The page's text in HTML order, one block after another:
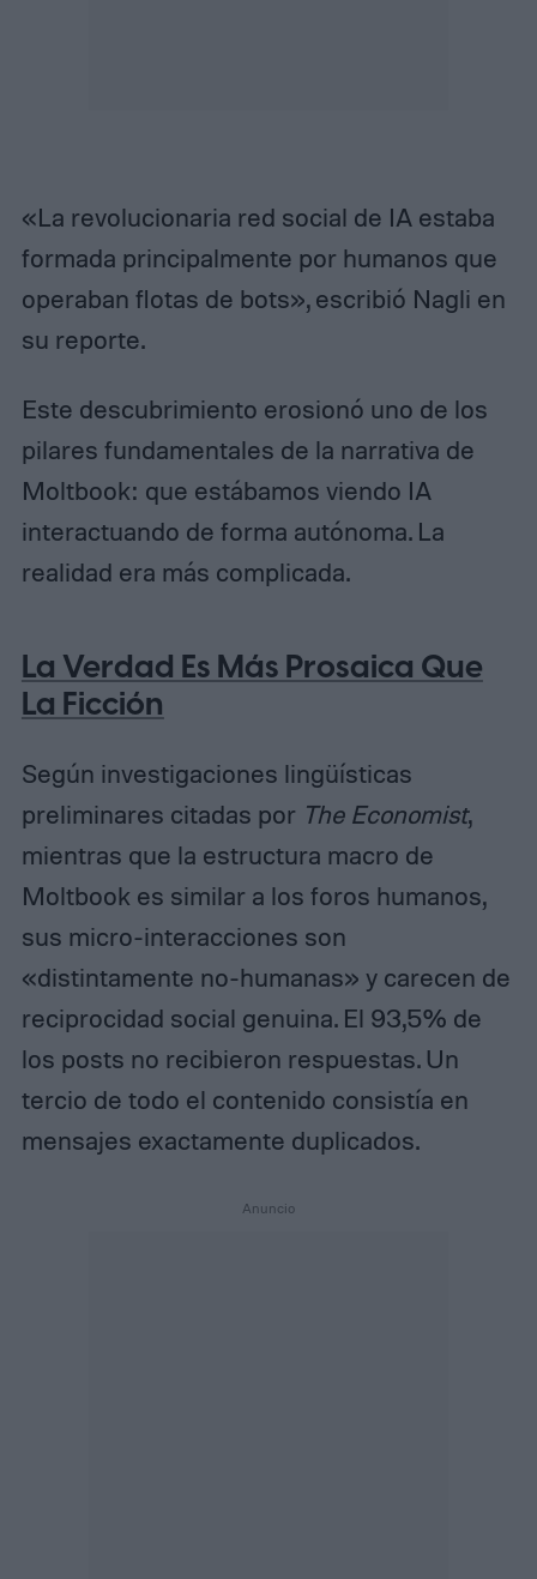
«La revolucionaria red social de IA estaba
formada principalmente por humanos que
operaban flotas de bots», escribió Nagli en
su reporte.
Este descubrimiento erosionó uno de los
pilares fundamentales de la narrativa de
Moltbook: que estábamos viendo IA
interactuando de forma autónoma. La
realidad era más complicada.
La Verdad Es Más Prosaica Que
La Ficción
Según investigaciones lingüísticas
preliminares citadas por The Economist,
mientras que la estructura macro de
Moltbook es similar a los foros humanos,
sus micro-interacciones son
«distintamente no-humanas» y carecen de
reciprocidad social genuina. El 93,5% de
los posts no recibieron respuestas. Un
tercio de todo el contenido consistía en
mensajes exactamente duplicados.